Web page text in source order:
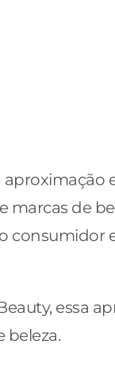
marcas de
consumidor
essa
beleza.